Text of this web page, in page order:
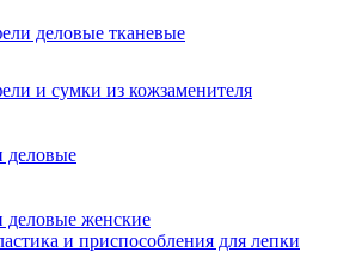
деловые тканевые
и сумки из кожзаменителя
деловые
женские
и приспособления для лепки